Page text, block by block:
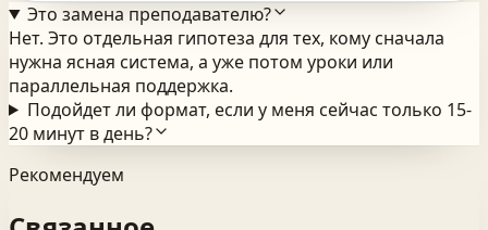
Это замена преподавателю?
Нет. Это отдельная гипотеза для тех, кому сначала
нужна ясная система, а уже потом уроки или
параллельная поддержка.
Подойдет ли формат, если у меня сейчас только 15-
20 минут в день?
Рекомендуем